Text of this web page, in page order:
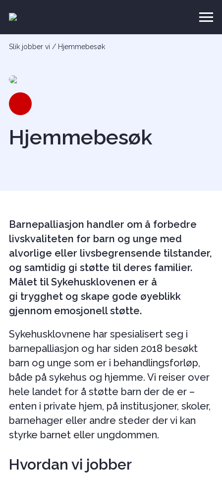
Slik jobber vi / Hjemmebesøk
Hjemmebesøk
Barnepalliasjon handler om å forbedre
livskvaliteten for barn og unge med
alvorlige eller livsbegrensende tilstander,
og samtidig gi støtte til deres familier.
Målet til Sykehusklovenen er å
gi trygghet og skape gode øyeblikk
gjennom emosjonell støtte.
Sykehusklovnene har spesialisert seg i
barnepalliasjon og har siden 2018 besøkt
barn og unge som er i behandlingsforløp,
både på sykehus og hjemme. Vi reiser over
hele landet for å støtte barn der de er –
enten i private hjem, på institusjoner, skoler,
barnehager eller andre steder der vi kan
styrke barnet eller ungdommen.
Hvordan vi jobber